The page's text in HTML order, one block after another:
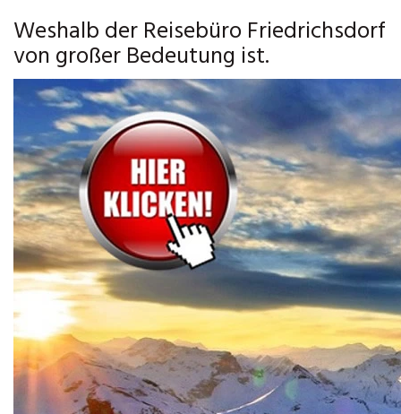
Weshalb der Reisebüro Friedrichsdorf
von großer Bedeutung ist.